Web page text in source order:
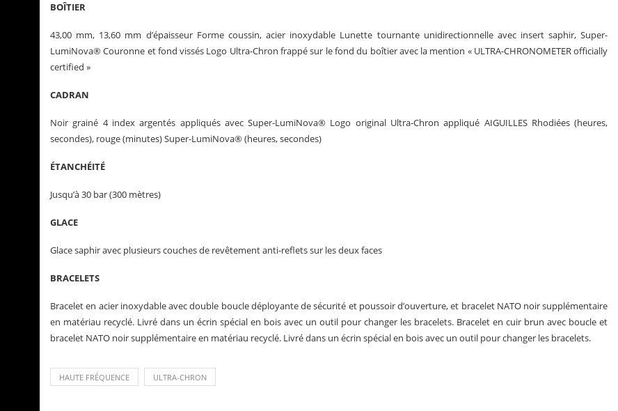
BOÎTIER
43,00 mm, 13,60 mm d’épaisseur Forme coussin, acier inoxydable Lunette tournante unidirectionnelle avec insert saphir, Super-
LumiNova® Couronne et fond vissés Logo Ultra-Chron frappé sur le fond du boîtier avec la mention « ULTRA-CHRONOMETER officially
certified »
CADRAN
Noir grainé 4 index argentés appliqués avec Super-LumiNova® Logo original Ultra-Chron appliqué AIGUILLES Rhodiées (heures,
secondes), rouge (minutes) Super-LumiNova® (heures, secondes)
ÉTANCHÉITÉ
Jusqu’à 30 bar (300 mètres)
GLACE
Glace saphir avec plusieurs couches de revêtement anti-reflets sur les deux faces
BRACELETS
Bracelet en acier inoxydable avec double boucle déployante de sécurité et poussoir d’ouverture, et bracelet NATO noir supplémentaire
en matériau recyclé. Livré dans un écrin spécial en bois avec un outil pour changer les bracelets. Bracelet en cuir brun avec boucle et
bracelet NATO noir supplémentaire en matériau recyclé. Livré dans un écrin spécial en bois avec un outil pour changer les bracelets.
HAUTE FRÉQUENCE ULTRA-CHRON